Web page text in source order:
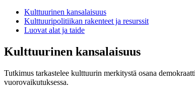
Kulttuurinen kansalaisuus
Kulttuuripolitiikan rakenteet ja resurssit
Luovat alat ja taide
Kulttuurinen kansalaisuus
Tutkimus tarkastelee kulttuurin merkitystä osana
vuorovaikutuksessa.